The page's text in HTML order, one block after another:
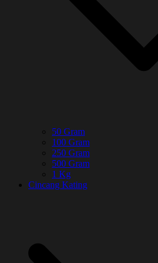
50 Gram
100 Gram
250 Gram
500 Gram
1 Kg
Cincang Kating